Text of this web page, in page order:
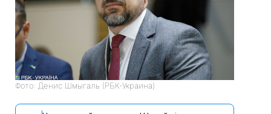
Фото: Денис Шмыгаль (РБК-Украина)